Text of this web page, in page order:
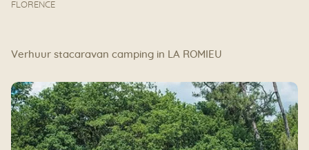
FLORENCE
Verhuur stacaravan camping in LA ROMIEU